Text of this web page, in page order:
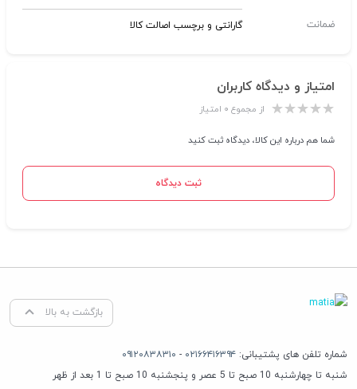
ضمانت گارانتی و برچسب اصالت کالا
امتیاز و دیدگاه کاربران
از مجموع ۰ امتیاز
شما هم درباره این کالا، دیدگاه ثبت کنید
ثبت دیدگاه
بازگشت به بالا
شماره تلفن های پشتیبانی: ۰۲۱۶۶۴۱۶۳۹۴ - ۰۹۱۲۰۸۳۸۳۱۰
شنبه تا چهارشنبه 10 صبح تا 5 عصر و پنجشنبه 10 صبح تا 1 بعد از ظهر